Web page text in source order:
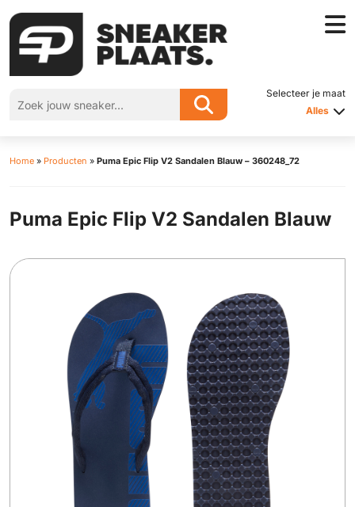
Selecteer je maat
Alles
Home » Producten » Puma Epic Flip V2 Sandalen Blauw – 360248_72
Puma Epic Flip V2 Sandalen Blauw